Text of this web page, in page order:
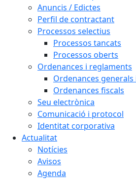
Anuncis / Edictes
Perfil de contractant
Processos selectius
Processos tancats
Processos oberts
Ordenances i reglaments
Ordenances
Ordenances fiscals
Seu electrònica
Comunicació i protocol
Identitat corporativa
Actualitat
Notícies
Avisos
Agenda